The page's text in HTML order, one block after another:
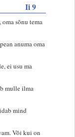
Ii 9
sõnu tema
anuma oma
ei usu ma
mulle ilma
mind
Või kui on